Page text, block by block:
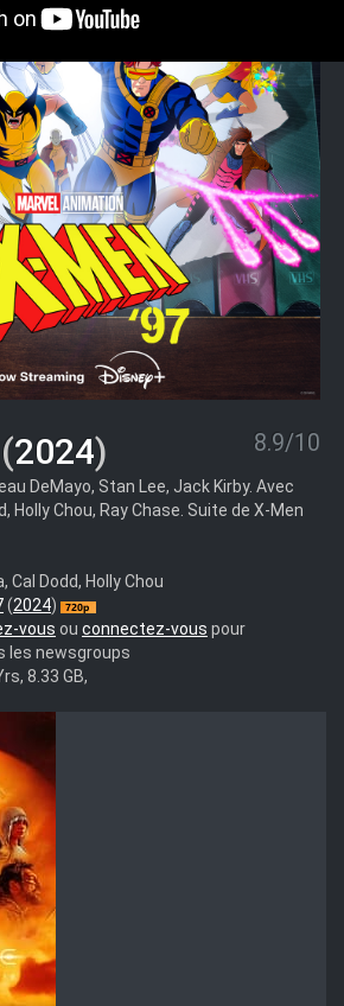
(2024) 8.9/10
DeMayo, Stan Lee, Jack Kirby. Avec
Holly Chou, Ray Chase. Suite de X-Men
Cal Dodd, Holly Chou
(2024)
vous ou connectez-vous pour
les newsgroups
8.33 GB,